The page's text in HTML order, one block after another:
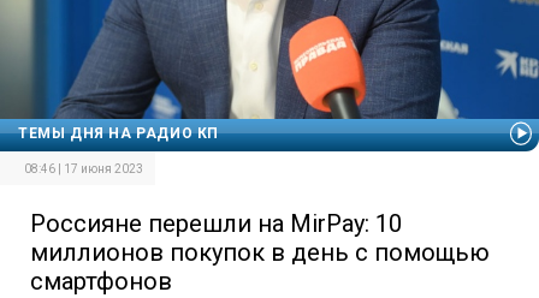
ТЕМЫ ДНЯ НА РАДИО КП
08:46 | 17 июня 2023
Россияне перешли на MirPay: 10
миллионов покупок в день с помощью
смартфонов